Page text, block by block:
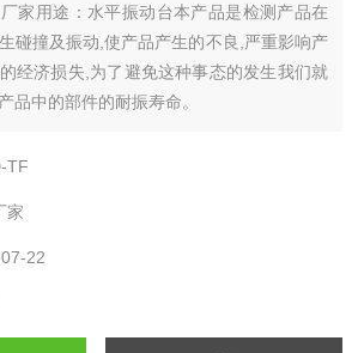
家用途：水平振动台本产品是检测产品在
碰撞及振动,使产品产生的不良,严重影响产
经济损失,为了避免这种事态的发生我们就
品中的部件的耐振寿命。
TF
家
22